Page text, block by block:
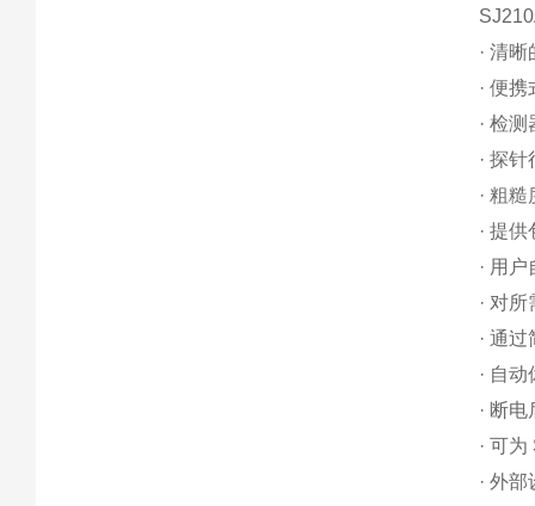
SJ210
· 清
· 便
· 检
· 探
· 粗
· 提
· 用
· 对
· 通
· 自
· 断
· 可
· 外